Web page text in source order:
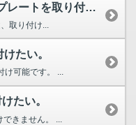
RR52/RR53シリーズにネームプレートを取り付けたい。
取り付け...
たい。
け可能です。 ...
たい。
できません。 ...